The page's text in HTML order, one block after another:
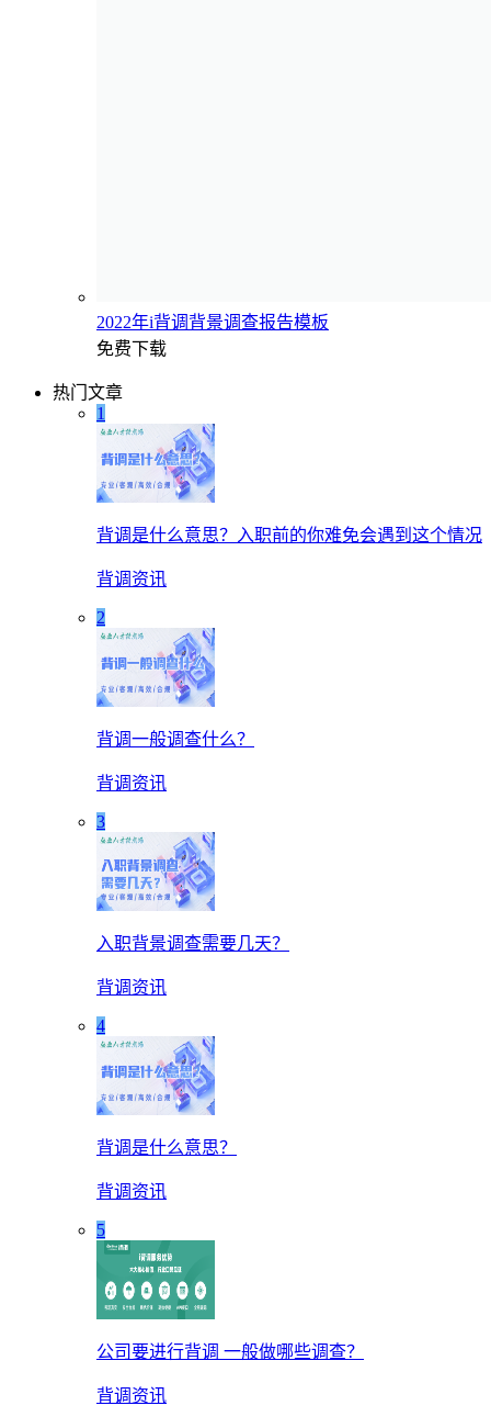
2022年i背调背景调查报告模板
免费下载
热门文章
1
背调是什么意思？入职前的你难免会遇到这个情况
背调资讯
2
背调一般调查什么？
背调资讯
3
入职背景调查需要几天？
背调资讯
4
背调是什么意思？
背调资讯
5
公司要进行背调 一般做哪些调查？
背调资讯